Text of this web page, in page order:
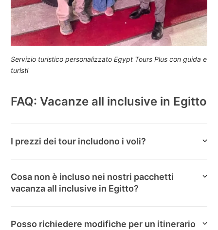
Servizio turistico personalizzato Egypt Tours Plus con guida e
turisti
FAQ: Vacanze all inclusive in Egitto
I prezzi dei tour includono i voli?
Cosa non è incluso nei nostri pacchetti
vacanza all inclusive in Egitto?
Posso richiedere modifiche per un itinerario